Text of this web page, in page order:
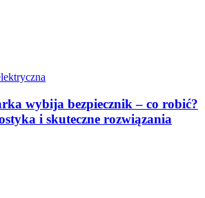
wybija bezpiecznik – co robić?
i skuteczne rozwiązania